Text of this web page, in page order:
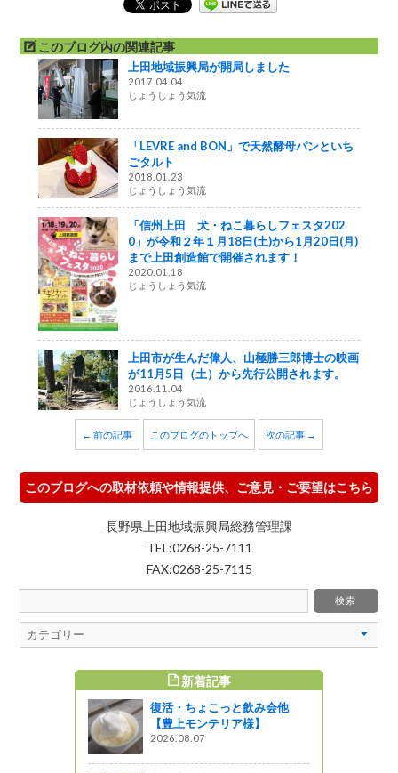
このブログ内の関連記事
上田地域振興局が開局しました
2017.04.04
じょうしょう気流
「LEVRE and BON」で天然酵母パンといち
ごタルト
2018.01.23
じょうしょう気流
「信州上田 犬・ねこ暮らしフェスタ202
0」が令和２年１月18日(土)から1月20日(月)
まで上田創造館で開催されます！
2020.01.18
じょうしょう気流
上田市が生んだ偉人、山極勝三郎博士の映画
が11月5日（土）から先行公開されます。
2016.11.04
じょうしょう気流
← 前の記事 このブログのトップへ 次の記事 →
このブログへの取材依頼や情報提供、ご意見・ご要望はこちら
長野県上田地域振興局総務管理課
TEL:0268-25-7111
FAX:0268-25-7115
新着記事
復活・ちょこっと飲み会他
【豊上モンテリア様】
2026.08.07